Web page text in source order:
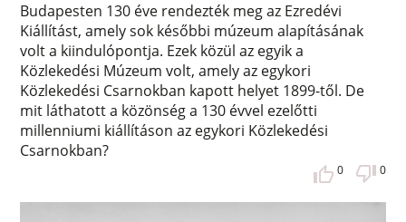
Budapesten 130 éve rendezték meg az Ezredévi
Kiállítást, amely sok későbbi múzeum alapításának
volt a kiindulópontja. Ezek közül az egyik a
Közlekedési Múzeum volt, amely az egykori
Közlekedési Csarnokban kapott helyet 1899-től. De
mit láthatott a közönség a 130 évvel ezelőtti
millenniumi kiállításon az egykori Közlekedési
Csarnokban?
0 0